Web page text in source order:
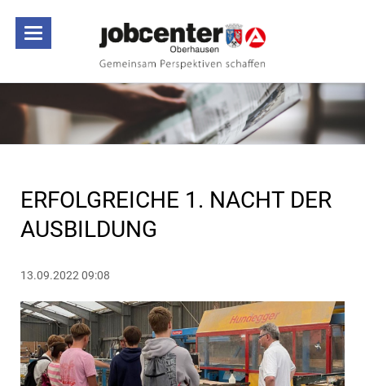
ERFOLGREICHE 1. NACHT DER
AUSBILDUNG
13.09.2022 09:08